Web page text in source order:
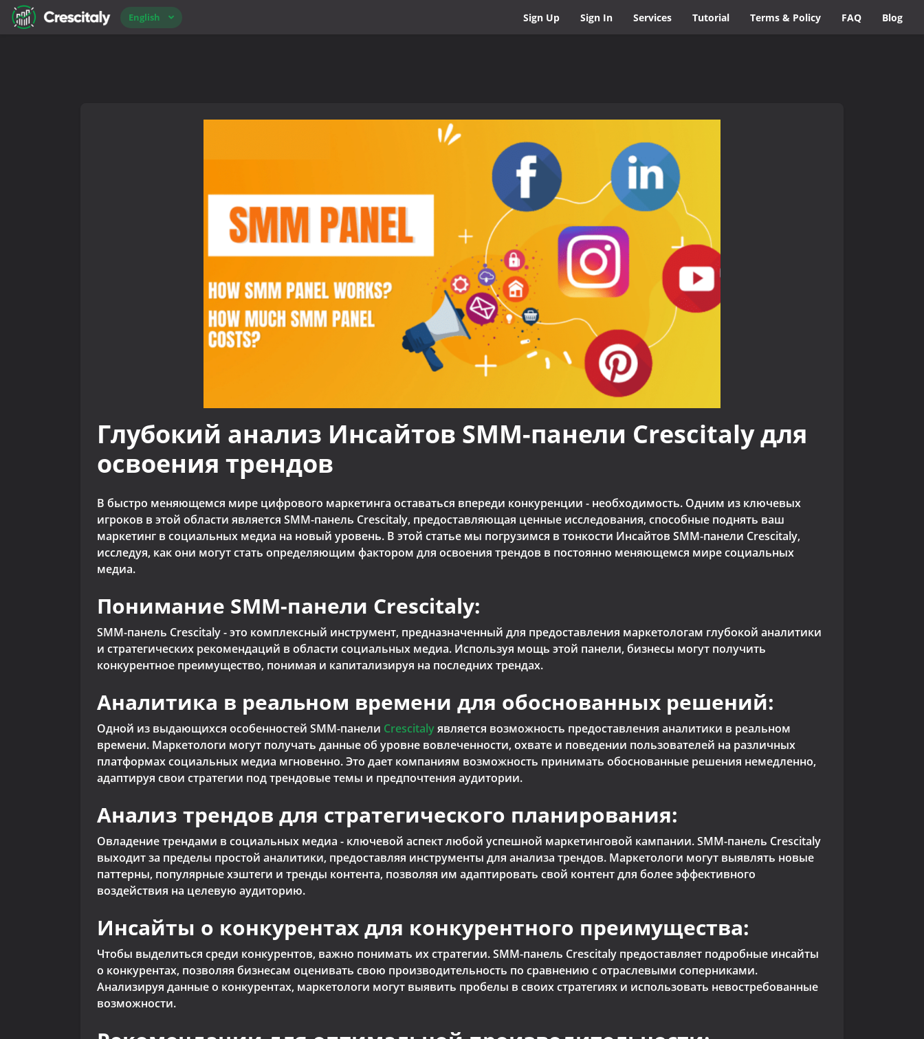
English Sign Up Sign In Services Tutorial Terms & Policy FAQ Blog
Глубокий анализ Инсайтов SMM-панели Crescitaly для
освоения трендов
В быстро меняющемся мире цифрового маркетинга оставаться впереди конкуренции - необходимость. Одним из ключевых
игроков в этой области является SMM-панель Crescitaly, предоставляющая ценные исследования, способные поднять ваш
маркетинг в социальных медиа на новый уровень. В этой статье мы погрузимся в тонкости Инсайтов SMM-панели Crescitaly,
исследуя, как они могут стать определяющим фактором для освоения трендов в постоянно меняющемся мире социальных
медиа.
Понимание SMM-панели Crescitaly:
SMM-панель Crescitaly - это комплексный инструмент, предназначенный для предоставления маркетологам глубокой аналитики
и стратегических рекомендаций в области социальных медиа. Используя мощь этой панели, бизнесы могут получить
конкурентное преимущество, понимая и капитализируя на последних трендах.
Аналитика в реальном времени для обоснованных решений:
Одной из выдающихся особенностей SMM-панели Crescitalyявляется возможность предоставления аналитики в реальном
времени. Маркетологи могут получать данные об уровне вовлеченности, охвате и поведении пользователей на различных
платформах социальных медиа мгновенно. Это дает компаниям возможность принимать обоснованные решения немедленно,
адаптируя свои стратегии под трендовые темы и предпочтения аудитории.
Анализ трендов для стратегического планирования:
Овладение трендами в социальных медиа - ключевой аспект любой успешной маркетинговой кампании. SMM-панель Crescitaly
выходит за пределы простой аналитики, предоставляя инструменты для анализа трендов. Маркетологи могут выявлять новые
паттерны, популярные хэштеги и тренды контента, позволяя им адаптировать свой контент для более эффективного
воздействия на целевую аудиторию.
Инсайты о конкурентах для конкурентного преимущества:
Чтобы выделиться среди конкурентов, важно понимать их стратегии. SMM-панель Crescitaly предоставляет подробные инсайты
о конкурентах, позволяя бизнесам оценивать свою производительность по сравнению с отраслевыми соперниками.
Анализируя данные о конкурентах, маркетологи могут выявить пробелы в своих стратегиях и использовать невостребованные
возможности.